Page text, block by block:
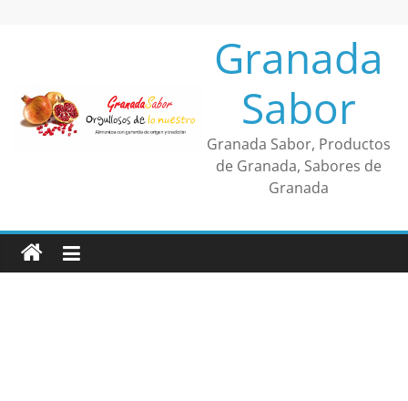
Granada
Sabor
Granada Sabor, Productos
de Granada, Sabores de
Granada